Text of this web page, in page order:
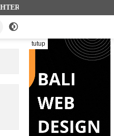
AHU-
tutup